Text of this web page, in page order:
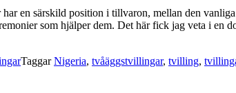
en särskild position i tillvaron, mellan den
som hjälper dem. Det här fick jag veta i en
TaggarNigeria, tvåäggstvillingar, tvilling,